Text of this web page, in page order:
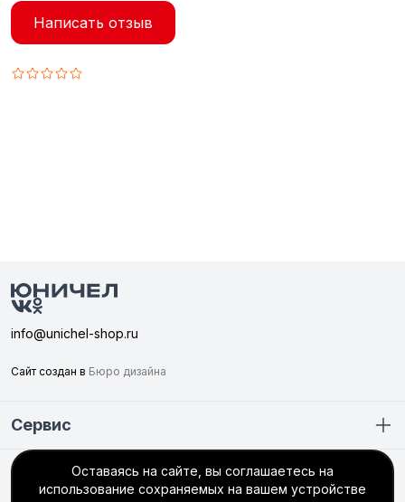
Написать отзыв
info@unichel-shop.ru
Сайт создан в Бюро дизайна
Сервис
ПокупателюОставаясь на сайте, вы соглашаетесь на
использование сохраняемых на вашем устройстве